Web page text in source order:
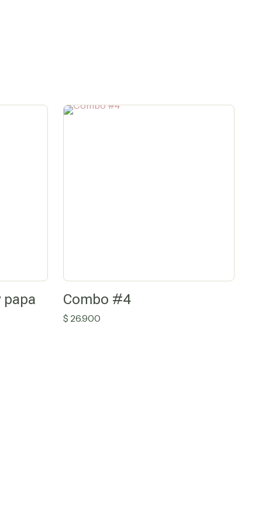
papa Combo #4
$ 26.900